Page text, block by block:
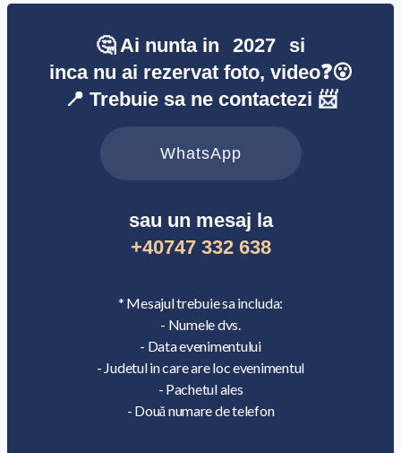
🤔 Ai nunta in 2027
si
inca nu ai rezervat foto, video❓😮
📍 Trebuie sa ne contactezi 📨
WhatsApp
sau un mesaj la
+40747 332 638
* Mesajul trebuie sa includa:
- Numele dvs.
- Data evenimentului
- Judetul in care are loc evenimentul
- Pachetul ales
- Două numare de telefon